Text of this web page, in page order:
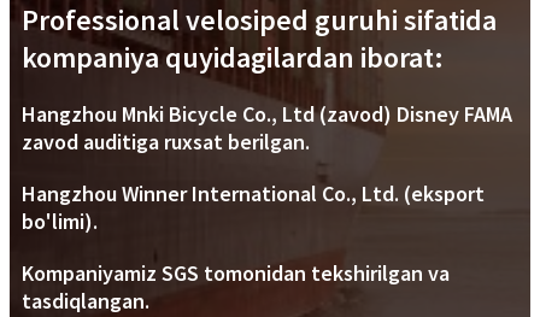
Professional velosiped guruhi sifatida
kompaniya quyidagilardan iborat:
Hangzhou Mnki Bicycle Co., Ltd (zavod) Disney FAMA
zavod auditiga ruxsat berilgan.
Hangzhou Winner International Co., Ltd. (eksport
bo'limi).
Kompaniyamiz SGS tomonidan tekshirilgan va
tasdiqlangan.